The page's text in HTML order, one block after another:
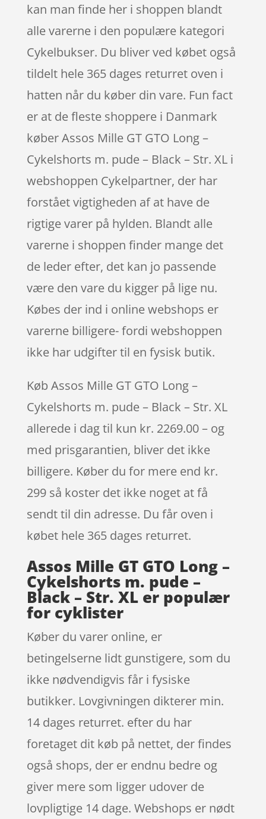
kan man finde her i shoppen blandt
alle varerne i den populære kategori
Cykelbukser. Du bliver ved købet også
tildelt hele 365 dages returret oven i
hatten når du køber din vare. Fun fact
er at de fleste shoppere i Danmark
køber Assos Mille GT GTO Long –
Cykelshorts m. pude – Black – Str. XL i
webshoppen Cykelpartner, der har
forstået vigtigheden af at have de
rigtige varer på hylden. Blandt alle
varerne i shoppen finder mange det
de leder efter, det kan jo passende
være den vare du kigger på lige nu.
Købes der ind i online webshops er
varerne billigere- fordi webshoppen
ikke har udgifter til en fysisk butik.
Køb Assos Mille GT GTO Long –
Cykelshorts m. pude – Black – Str. XL
allerede i dag til kun kr. 2269.00 – og
med prisgarantien, bliver det ikke
billigere. Køber du for mere end kr.
299 så koster det ikke noget at få
sendt til din adresse. Du får oven i
købet hele 365 dages returret.
Assos Mille GT GTO Long –
Cykelshorts m. pude –
Black – Str. XL er populær
for cyklister
Køber du varer online, er
betingelserne lidt gunstigere, som du
ikke nødvendigvis får i fysiske
butikker. Lovgivningen dikterer min.
14 dages returret. efter du har
foretaget dit køb på nettet, der findes
også shops, der er endnu bedre og
giver mere som ligger udover de
lovpligtige 14 dage. Webshops er nødt